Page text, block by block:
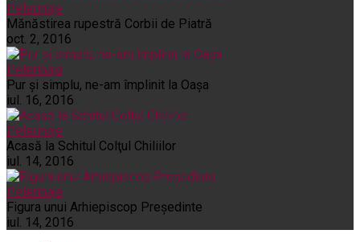
Pelerinaje
Mănăstirea rupestră Corbii de Piatră
oct. 2, 2016
Pelerinaje
Pur şi simplu, ne-am împlinit la Oaşa
iul. 16, 2016
Pelerinaje
Acasă la Schitul Colţul Chiliilor
iul. 14, 2016
Pelerinaje
Figura unui Arhiepiscop Preşedinte
iul. 14, 2016